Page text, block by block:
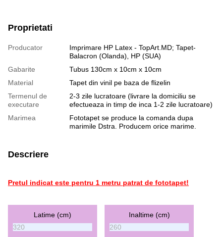
Proprietati
Producator
Imprimare HP Latex - TopArt.MD; Tapet-
Balacron (Olanda), HP (SUA)
Gabarite
Tubus 130cm x 10cm x 10cm
Material
Tapet din vinil pe baza de flizelin
Termenul de
executare
2-3 zile lucratoare (livrare la domiciliu se
efectueaza in timp de inca 1-2 zile lucratoare)
Marimea
Fototapet se produce la comanda dupa
marimile Dstra. Producem orice marime.
Descriere
Pretul indicat este pentru 1 metru patrat de fototapet!
Latime (cm) Inaltime (cm)